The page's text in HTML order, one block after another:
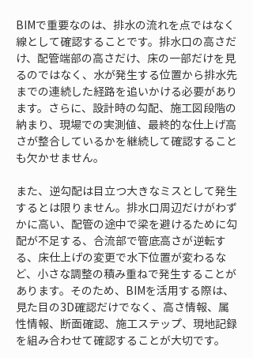
BIMで重要なのは、排水の流れを点ではなく
線として確認することです。排水口の高さだ
け、配管端部の高さだけ、床の一部だけを見
るのではなく、水が発生する位置から排水先
までの連続した経路を追いかける必要があり
ます。さらに、設計時の勾配、施工図段階の
納まり、現場での実測値、最終的な仕上げ高
さが整合しているかを継続して確認すること
も欠かせません。
また、逆勾配は目立つ大きなミスとして発生
するとは限りません。排水口周辺だけがわず
かに高い、配管の途中で梁を避けるために勾
配が不足する、合流部で管底高さが逆転す
る、床仕上げの変更で水下位置が変わるな
ど、小さな調整の積み重ねで発生することが
あります。そのため、BIMを活用する際は、
見た目の3D確認だけでなく、高さ情報、属
性情報、断面確認、施工ステップ、現地記録
を組み合わせて確認することが大切です。